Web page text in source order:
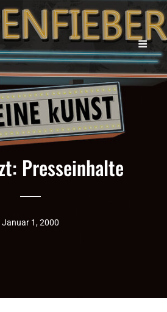
Presseinhalte
Januar 1, 2000